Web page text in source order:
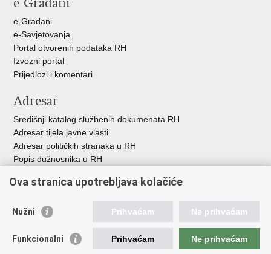
e-Građani
e-Savjetovanja
Portal otvorenih podataka RH
Izvozni portal
Prijedlozi i komentari
Adresar
Središnji katalog službenih dokumenata RH
Adresar tijela javne vlasti
Adresar političkih stranaka u RH
Popis dužnosnika u RH
Pozivi za žurnu pomoć
Važne poveznice
Strukturni i investicijski fondovi
Ova stranica upotrebljava kolačiće
Nužni Prihvaćam Ne prihvaćam
Funkcionalni Prihvaćam Ne prihvaćam